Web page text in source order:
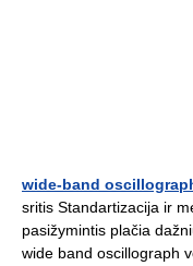
wide-band
sritis Standartizacija ir
pasižymintis plačia
wide band oscillograph